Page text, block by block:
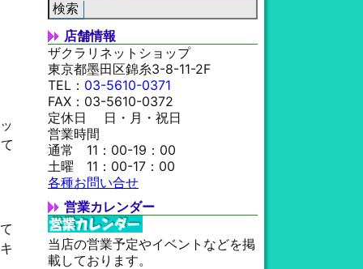
店舗情報
ザクラリネットショップ
東京都墨田区錦糸3-8-11-2F
TEL： 03-5610-0371
FAX：03-5610-0372
定休日 日・月・祝日
営業時間
通常 11：00-19：00
土曜 11：00-17：00
各種お問い合せ
営業カレンダー
当店の営業予定やイベントなどを掲
載しております。